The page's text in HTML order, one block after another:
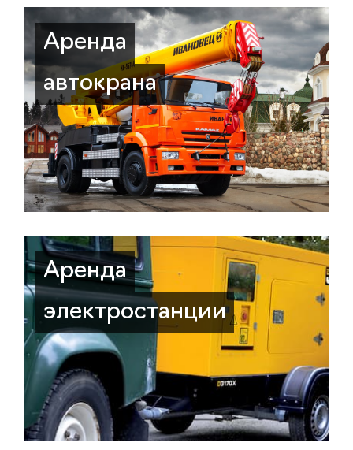
Аренда
автокрана
Аренда
электростанции